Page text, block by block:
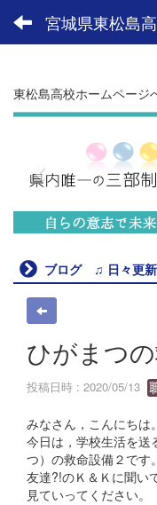
宮城県東松島
東松島高校ホームページ
p
e
u
s
ブログ ♫ 日々更
ひがまつ
投稿日時 : 2020/05/13
みなさん，こんにちは
今日は，学校生活を送
つ）の救命設備２です。
友達?!のＫ＆Ｋに聞い
見ていってください。